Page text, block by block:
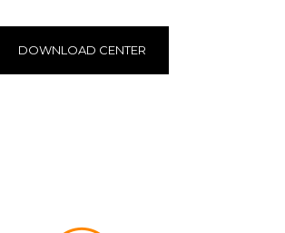
DOWNLOAD CENTER